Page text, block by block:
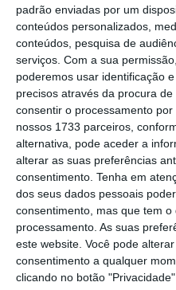
padrão enviadas por um
conteúdos personalizados,
conteúdos, pesquisa de
serviços. Com a sua
poderemos usar identificação
precisos através da procura
consentir o processamento
nossos 1733 parceiros,
alternativa, pode aceder a
alterar as suas preferências
consentimento. Tenha em
dos seus dados pessoais
consentimento, mas que tem
processamento. As suas
este website. Você pode
consentimento a qualquer
clicando no botão
sustentabilidade e de
social”.
As medidas
apoiar as empresas,
gerar negócio e
entrevista aoDinheiro
último fim de
do Turismo afirmou
dimensão muito
empresas, que estão
Acrescentou que teria
solução para as